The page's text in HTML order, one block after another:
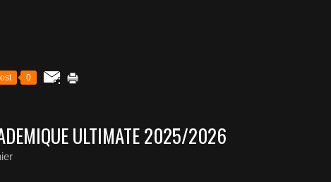
0
ULTIMATE 2025/2026